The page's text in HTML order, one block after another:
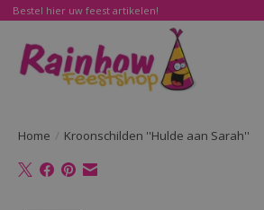
Bestel hier uw feest artikelen!
Home / Kroonschilden ''Hulde aan Sarah''